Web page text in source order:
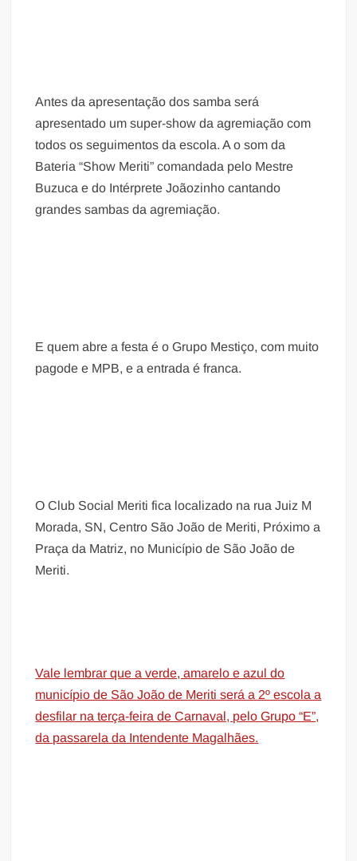
Antes da apresentação dos samba será
apresentado um super-show da agremiação com
todos os seguimentos da escola. A o som da
Bateria “Show Meriti” comandada pelo Mestre
Buzuca e do Intérprete Joãozinho cantando
grandes sambas da agremiação.
E quem abre a festa é o Grupo Mestiço, com muito
pagode e MPB, e a entrada é franca.
O Club Social Meriti fica localizado na rua Juiz M
Morada, SN, Centro São João de Meriti, Próximo a
Praça da Matriz, no Município de São João de
Meriti.
Vale lembrar que a verde, amarelo e azul do
município de São João de Meriti será a 2º escola a
desfilar na terça-feira de Carnaval, pelo Grupo “E”,
da passarela da Intendente Magalhães.